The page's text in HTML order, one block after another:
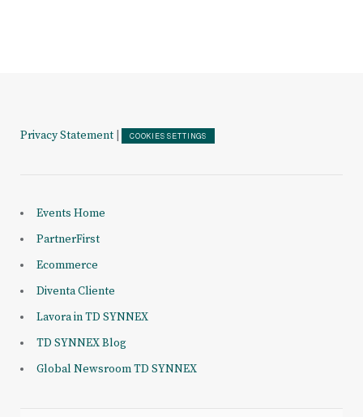
Privacy Statement COOKIES SETTINGS
Events Home
PartnerFirst
Ecommerce
Diventa Cliente
Lavora in TD SYNNEX
TD SYNNEX Blog
Global Newsroom TD SYNNEX